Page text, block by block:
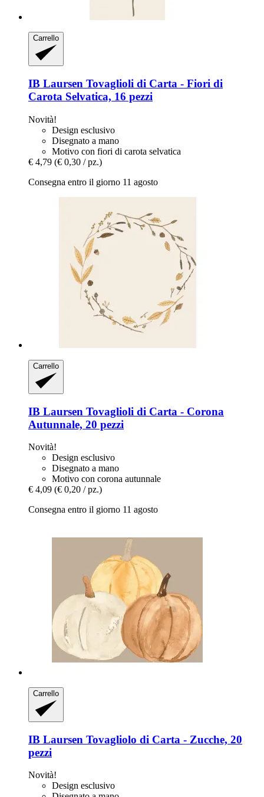
Carrello
IB Laursen Tovaglioli di Carta -​ Fiori di
Carota Selvatica, 16 pezzi
Novità!
Design esclusivo
Disegnato a mano
Motivo con fiori di carota selvatica
€ 4,79 (€ 0,30 / pz.)
Consegna entro il giorno 11 agosto
Carrello
IB Laursen Tovaglioli di Carta -​ Corona
Autunnale, 20 pezzi
Novità!
Design esclusivo
Disegnato a mano
Motivo con corona autunnale
€ 4,09 (€ 0,20 / pz.)
Consegna entro il giorno 11 agosto
Carrello
IB Laursen Tovagliolo di Carta -​ Zucche, 20
pezzi
Novità!
Design esclusivo